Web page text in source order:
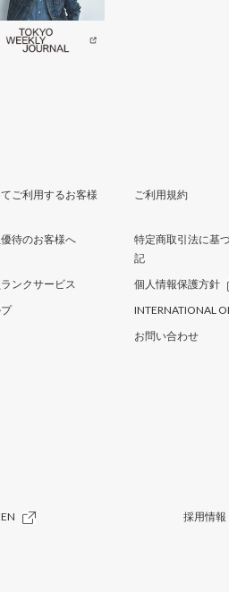
ご利用するお客様
ご利用規約
待のお客様へ
特定商取引法に基
記
ンクサービス
個人情報保護方針
INTERNATIONAL
お問い合わせ
採用情報